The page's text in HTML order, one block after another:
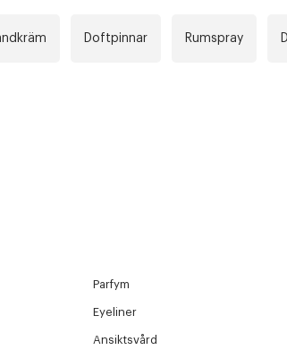
Doftpinnar Rumspray
Parfym
Eyeliner
Ansiktsvård